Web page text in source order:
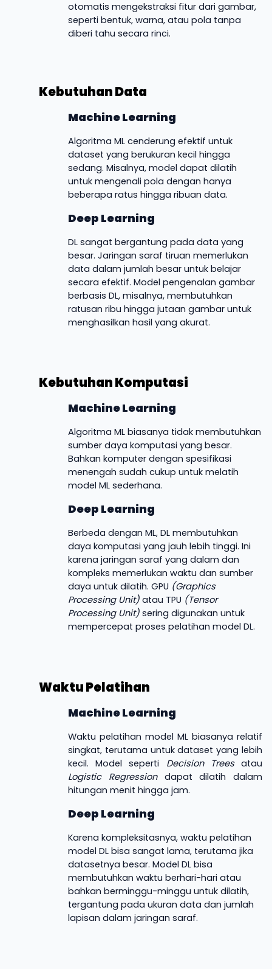
otomatis mengekstraksi fitur dari gambar,
seperti bentuk, warna, atau pola tanpa
diberi tahu secara rinci.
Kebutuhan Data
Machine Learning
Algoritma ML cenderung efektif untuk
dataset yang berukuran kecil hingga
sedang. Misalnya, model dapat dilatih
untuk mengenali pola dengan hanya
beberapa ratus hingga ribuan data.
Deep Learning
DL sangat bergantung pada data yang
besar. Jaringan saraf tiruan memerlukan
data dalam jumlah besar untuk belajar
secara efektif. Model pengenalan gambar
berbasis DL, misalnya, membutuhkan
ratusan ribu hingga jutaan gambar untuk
menghasilkan hasil yang akurat.
Kebutuhan Komputasi
Machine Learning
Algoritma ML biasanya tidak membutuhkan
sumber daya komputasi yang besar.
Bahkan komputer dengan spesifikasi
menengah sudah cukup untuk melatih
model ML sederhana.
Deep Learning
Berbeda dengan ML, DL membutuhkan
daya komputasi yang jauh lebih tinggi. Ini
karena jaringan saraf yang dalam dan
kompleks memerlukan waktu dan sumber
daya untuk dilatih. GPU (Graphics
Processing Unit) atau TPU (Tensor
Processing Unit) sering digunakan untuk
mempercepat proses pelatihan model DL.
Waktu Pelatihan
Machine Learning
Waktu pelatihan model ML biasanya relatif
singkat, terutama untuk dataset yang lebih
kecil. Model seperti Decision Treesatau
Logistic Regressiondapat dilatih dalam
hitungan menit hingga jam.
Deep Learning
Karena kompleksitasnya, waktu pelatihan
model DL bisa sangat lama, terutama jika
datasetnya besar. Model DL bisa
membutuhkan waktu berhari-hari atau
bahkan berminggu-minggu untuk dilatih,
tergantung pada ukuran data dan jumlah
lapisan dalam jaringan saraf.